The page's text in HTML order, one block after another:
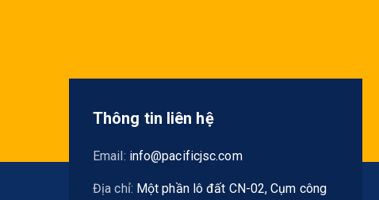
Thông tin liên hệ
Email: info@pacificjsc.com
Địa chỉ: Một phần lô đất CN-02, Cụm công